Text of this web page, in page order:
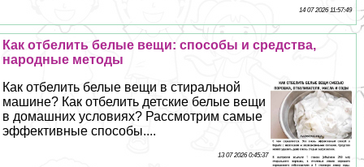
14 07 2026 11:57:49
Как отбелить белые вещи: способы и средства,
народные методы
Как отбелить белые вещи в стиральной
машине? Как отбелить детские белые вещи
в домашних условиях? Рассмотрим самые
эффективные способы....
13 07 2026 0:45:37